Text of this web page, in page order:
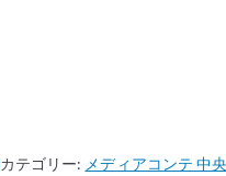
カテゴリー: メディアコンテ 中